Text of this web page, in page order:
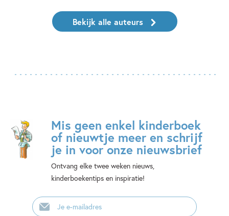
Bekijk alle auteurs
Mis geen enkel kinderboek
of nieuwtje meer en schrijf
je in voor onze nieuwsbrief
Ontvang elke twee weken nieuws,
kinderboekentips en inspiratie!
E-
mailadres